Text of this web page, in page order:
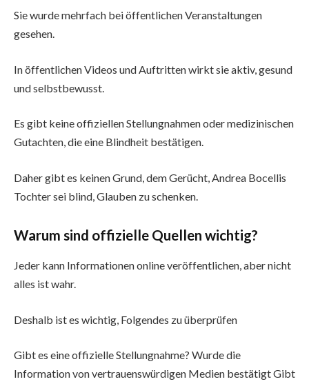
Sie wurde mehrfach bei öffentlichen Veranstaltungen
gesehen.
In öffentlichen Videos und Auftritten wirkt sie aktiv, gesund
und selbstbewusst.
Es gibt keine offiziellen Stellungnahmen oder medizinischen
Gutachten, die eine Blindheit bestätigen.
Daher gibt es keinen Grund, dem Gerücht, Andrea Bocellis
Tochter sei blind, Glauben zu schenken.
Warum sind offizielle Quellen wichtig?
Jeder kann Informationen online veröffentlichen, aber nicht
alles ist wahr.
Deshalb ist es wichtig, Folgendes zu überprüfen
Gibt es eine offizielle Stellungnahme? Wurde die
Information von vertrauenswürdigen Medien bestätigt Gibt